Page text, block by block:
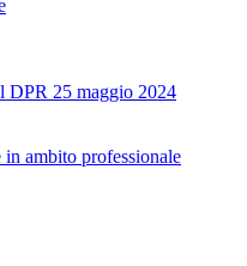
DPR 25 maggio 2024
ambito professionale